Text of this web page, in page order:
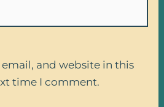
email, and website in this
time I comment.